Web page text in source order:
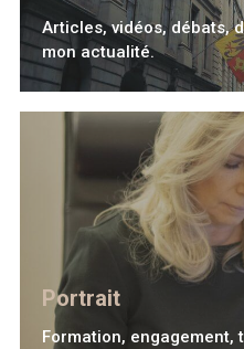
Articles, vidéos, débats,
mon actualité.
Portrait
Formation, engagement,